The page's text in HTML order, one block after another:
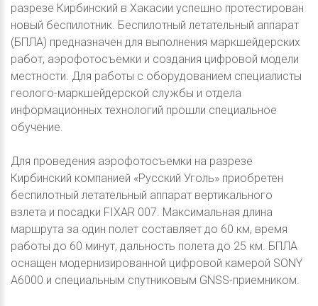
разрезе Кирбинский в Хакасии успешно протестирован
новый беспилотник. Беспилотный летательный аппарат
(БПЛА) предназначен для выполнения маркшейдерских
работ, аэрофотосъемки и создания цифровой модели
местности. Для работы с оборудованием специалисты
геолого-маркшейдерской службы и отдела
информационных технологий прошли специальное
обучение.
Для проведения аэрофотосъемки на разрезе
Кирбинский компанией «Русский Уголь» приобретен
беспилотный летательный аппарат вертикального
взлета и посадки FIXAR 007. Максимальная длина
маршрута за один полет составляет до 60 км, время
работы до 60 минут, дальность полета до 25 км. БПЛА
оснащен модернизированной цифровой камерой SONY
A6000 и специальным спутниковым GNSS-приемником.